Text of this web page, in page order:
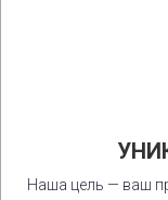
Наша цель — ваш